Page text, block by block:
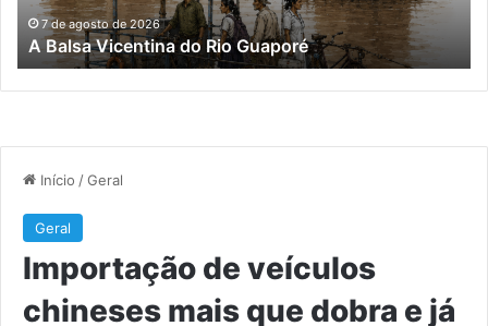
7 de agosto de 2026
A Balsa Vicentina do Rio Guaporé